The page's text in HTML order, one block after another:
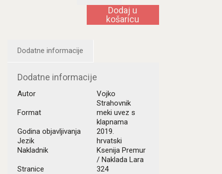
intuicija
moralna
Dodaj u
košaricu
Dodatne informacije
Dodatne informacije
Autor
Vojko
Strahovnik
Format
meki uvez s
klapnama
Godina objavljivanja
2019.
Jezik
hrvatski
Nakladnik
Ksenija Premur
/ Naklada Lara
Stranice
324